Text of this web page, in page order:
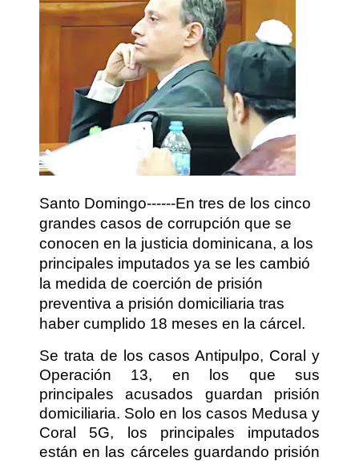
Santo Domingo------En tres de los cinco
grandes casos de corrupción que se
conocen en la justicia dominicana, a los
principales imputados ya se les cambió
la medida de coerción de prisión
preventiva a prisión domiciliaria tras
haber cumplido 18 meses en la cárcel.
Se trata de los casos Antipulpo, Coral y
Operación 13, en los que sus
principales acusados guardan prisión
domiciliaria. Solo en los casos Medusa y
Coral 5G, los principales imputados
están en las cárceles guardando prisión